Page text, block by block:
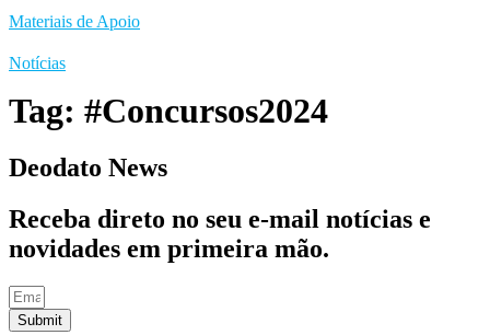
Materiais de Apoio
Notícias
Tag: #Concursos2024
Deodato News
Receba direto no seu e-mail notícias e
novidades em primeira mão.
Submit